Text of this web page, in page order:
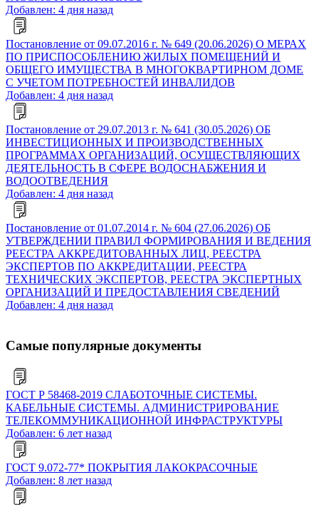
Добавлен: 4 дня назад
Постановление от 09.07.2016 г. № 649 (20.06.2026) О МЕРАХ
ПО ПРИСПОСОБЛЕНИЮ ЖИЛЫХ ПОМЕЩЕНИЙ И
ОБЩЕГО ИМУЩЕСТВА В МНОГОКВАРТИРНОМ ДОМЕ
С УЧЕТОМ ПОТРЕБНОСТЕЙ ИНВАЛИДОВ
Добавлен: 4 дня назад
Постановление от 29.07.2013 г. № 641 (30.05.2026) ОБ
ИНВЕСТИЦИОННЫХ И ПРОИЗВОДСТВЕННЫХ
ПРОГРАММАХ ОРГАНИЗАЦИЙ, ОСУЩЕСТВЛЯЮЩИХ
ДЕЯТЕЛЬНОСТЬ В СФЕРЕ ВОДОСНАБЖЕНИЯ И
ВОДООТВЕДЕНИЯ
Добавлен: 4 дня назад
Постановление от 01.07.2014 г. № 604 (27.06.2026) ОБ
УТВЕРЖДЕНИИ ПРАВИЛ ФОРМИРОВАНИЯ И ВЕДЕНИЯ
РЕЕСТРА АККРЕДИТОВАННЫХ ЛИЦ, РЕЕСТРА
ЭКСПЕРТОВ ПО АККРЕДИТАЦИИ, РЕЕСТРА
ТЕХНИЧЕСКИХ ЭКСПЕРТОВ, РЕЕСТРА ЭКСПЕРТНЫХ
ОРГАНИЗАЦИЙ И ПРЕДОСТАВЛЕНИЯ СВЕДЕНИЙ
Добавлен: 4 дня назад
Самые популярные документы
ГОСТ Р 58468-2019 СЛАБОТОЧНЫЕ СИСТЕМЫ.
КАБЕЛЬНЫЕ СИСТЕМЫ. АДМИНИСТРИРОВАНИЕ
ТЕЛЕКОММУНИКАЦИОННОЙ ИНФРАСТРУКТУРЫ
Добавлен: 6 лет назад
ГОСТ 9.072-77* ПОКРЫТИЯ ЛАКОКРАСОЧНЫЕ
Добавлен: 8 лет назад